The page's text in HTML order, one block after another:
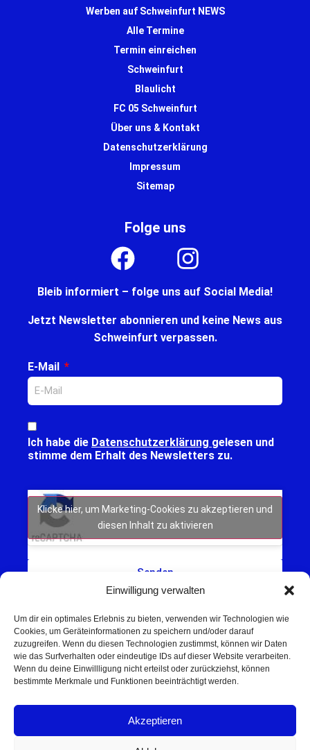
Einwilligung verwalten
Um dir ein optimales Erlebnis zu bieten, verwenden wir Technologien wie
Cookies, um Geräteinformationen zu speichern und/oder darauf
zuzugreifen. Wenn du diesen Technologien zustimmst, können wir Daten
wie das Surfverhalten oder eindeutige IDs auf dieser Website verarbeiten.
Wenn du deine Einwillligung nicht erteilst oder zurückziehst, können
bestimmte Merkmale und Funktionen beeinträchtigt werden.
Akzeptieren
Werben auf Schweinfurt NEWS
Alle Termine
Termin einreichen
Schweinfurt
Blaulicht
FC 05 Schweinfurt
Über uns & Kontakt
Datenschutzerklärung
Impressum
Sitemap
Schweinfurt NEWS – Aktuelle Nachrichten,
Veranstaltungen und Sport aus Schweinfurt und
Umgebung.
Regionale Werbung mit Reichweite – jetzt
Folge uns
Bleib informiert – folge uns auf Social Media!
Jetzt Newsletter abonnieren und keine News aus
Schweinfurt verpassen.
E-Mail
Ich habe die Datenschutzerklärung gelesen und
stimme dem Erhalt des Newsletters zu.
Klicke hier, um Marketing-Cookies zu akzeptieren und
diesen Inhalt zu aktivieren
Senden